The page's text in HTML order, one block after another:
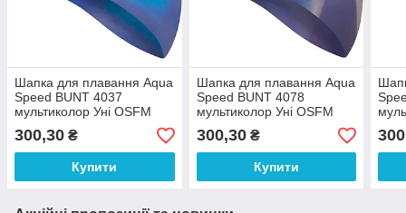
Шапка для плавання Aqua
Speed ​​BUNT 4037
мультиколор Уні OSFM
(113-42)
300,30 ₴
Купити
Шапка для плавання Aqua
Speed ​​BUNT 4078
мультиколор Уні OSFM
(113-85)
300,30₴
Купити